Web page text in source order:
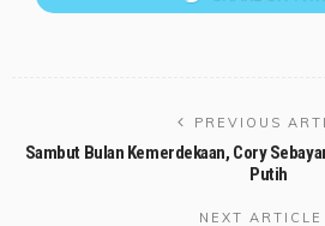
PREVIOUS
Sambut Bulan Kemerdekaan, Cory
Putih
NEXT ARTICLE